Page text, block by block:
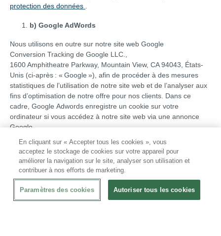
protection des données
b) Google AdWords
Nous utilisons en outre sur notre site web Google
Conversion Tracking de Google LLC.,
1600 Amphitheatre Parkway, Mountain View, CA 94043, États-
Unis (ci-après : « Google »), afin de procéder à des mesures
statistiques de l’utilisation de notre site web et de l’analyser aux
fins d’optimisation de notre offre pour nos clients. Dans ce
cadre, Google Adwords enregistre un cookie sur votre
ordinateur si vous accédez à notre site web via une annonce
Google.
Ces cookies ne sont valables que 30 jours. Si l’utilisateur visite
certaines pages du site web du client AdWords et si le cookie n’a
pas expiré, Google et le client sont informés que l’utilisateur a
cliqué sur l’annonce et a été redirigé vers ce site.
Les informations générées par le cookie concernant votre
En cliquant sur « Accepter tous les cookies », vous
acceptez le stockage de cookies sur votre appareil pour
améliorer la navigation sur le site, analyser son utilisation et
contribuer à nos efforts de marketing.
Paramètres des cookies Autoriser tous les cookies